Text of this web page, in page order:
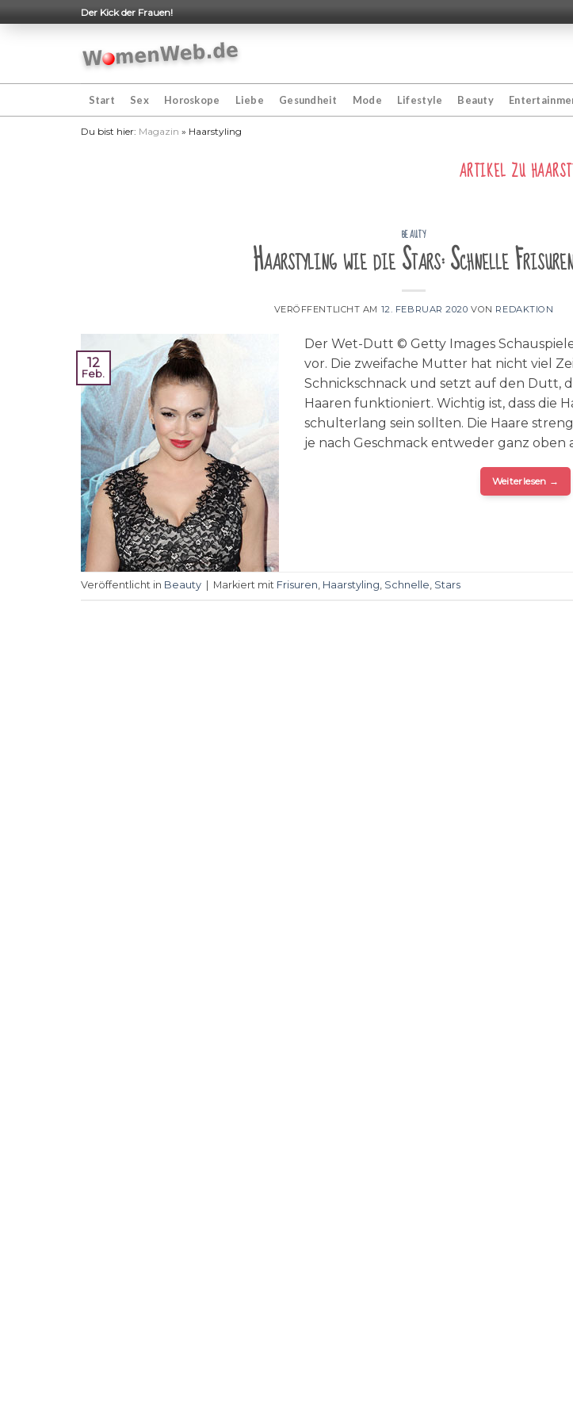
to
Der Kick der Frauen!
Start Sex Horoskope Liebe Gesundheit Mode Lifestyle Beauty
Du bist hier: Magazin » Haarstyling
ARTIKEL ZU
BEAUTY
Haarstyling wie die Stars: Schnelle
VERÖFFENTLICHT AM 12. FEBRUAR 2020 VON REDAKTION
12
Feb.
Der Wet-Dutt © Getty Images
vor. Die zweifache Mutter hat nicht viel
Schnickschnack und setzt auf den Dutt,
Haaren funktioniert. Wichtig ist, dass die
schulterlang sein sollten. Die Haare
je nach Geschmack entweder ganz oben
Weiterlesen →
Veröffentlicht in Beauty Markiert mit Frisuren, Haarstyling, Schnelle, Stars